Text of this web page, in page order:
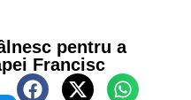
pentru a
Francisc